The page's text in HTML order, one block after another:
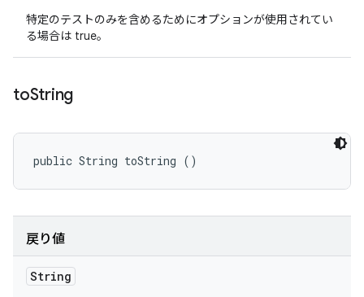
特定のテストのみを含めるためにオプションが使用されてい
る場合は true。
toString
public String toString ()
戻り値
String